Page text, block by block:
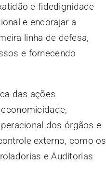
e fidedignidade
e encorajar a
linha de defesa,
e fornecendo
das ações
dos órgãos e
externo, como os
e Auditorias